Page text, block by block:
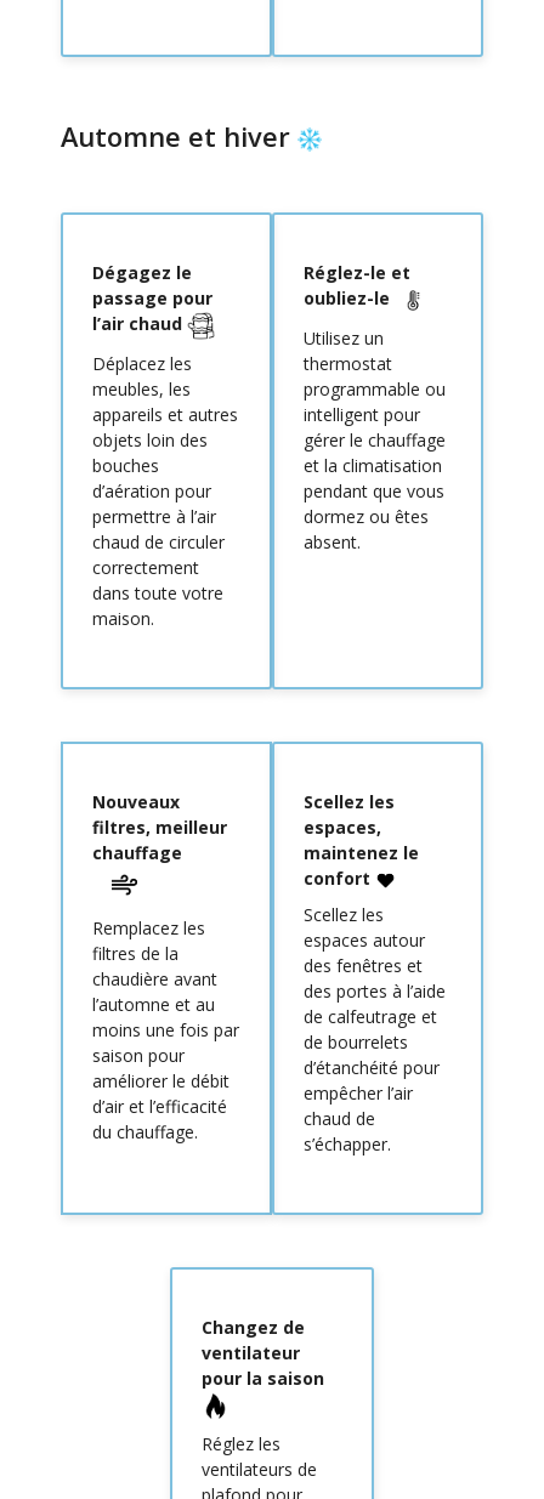
Automne et hiver
Dégagez le
passage pour
l’air chaud
Déplacez les
meubles, les
appareils et autres
objets loin des
bouches
d’aération pour
permettre à l’air
chaud de circuler
correctement
dans toute votre
maison.
Réglez-le et
oubliez-le
Utilisez un
thermostat
programmable ou
intelligent pour
gérer le chauffage
et la climatisation
pendant que vous
dormez ou êtes
absent.
Nouveaux
filtres, meilleur
chauffage
Remplacez les
filtres de la
chaudière avant
l’automne et au
moins une fois par
saison pour
améliorer le débit
d’air et l’efficacité
du chauffage.
Scellez les
espaces,
maintenez le
confort
Scellez les
espaces autour
des fenêtres et
des portes à l’aide
de calfeutrage et
de bourrelets
d’étanchéité pour
empêcher l’air
chaud de
s’échapper.
Changez de
ventilateur
pour la saison
Réglez les
ventilateurs de